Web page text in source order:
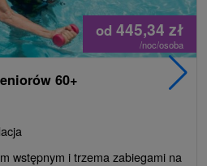
od 445,34 zł
/noc/osoba
60+
wstępnym i trzema zabiegami na